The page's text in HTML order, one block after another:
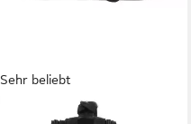
Sehr beliebt
CHRISTIAN WIPPERMANN